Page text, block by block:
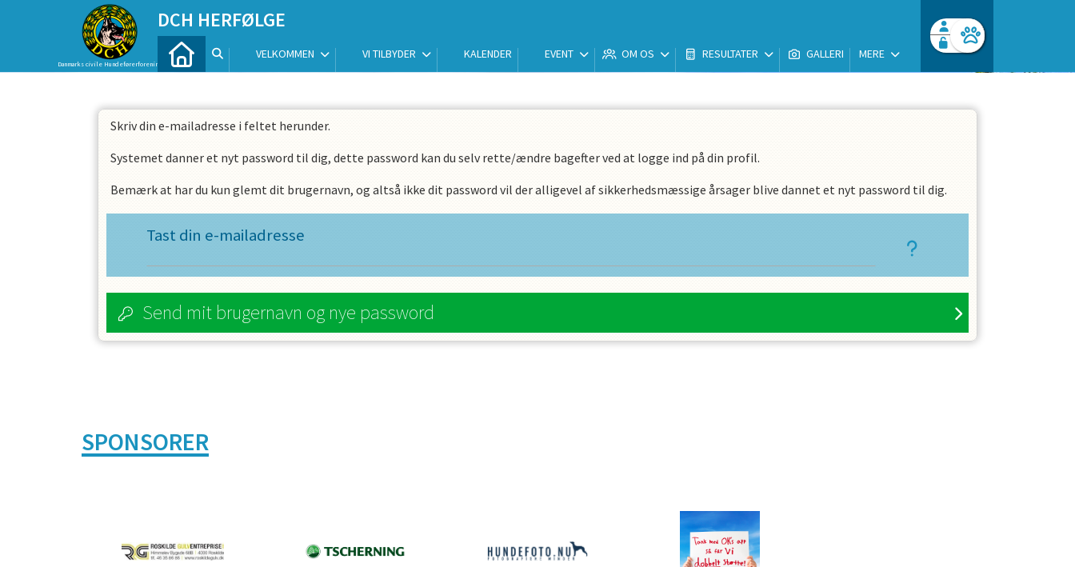
DCH HERFØLGE
Danmarks civile Hundeførerforening
VELKOMMEN VI TILBYDER KALENDER EVENT OM OS RESULTATER GALLERI MERE
Skriv din e-mailadresse i feltet herunder.
Systemet danner et nyt password til dig, dette password kan du selv rette/ændre bagefter ved at logge ind på din profil.
Bemærk at har du kun glemt dit brugernavn, og altså ikke dit password vil der alligevel af sikkerhedsmæssige årsager blive dannet et nyt password til dig.
Tast din e-mailadresse
Send mit brugernavn og nye password
SPONSORER